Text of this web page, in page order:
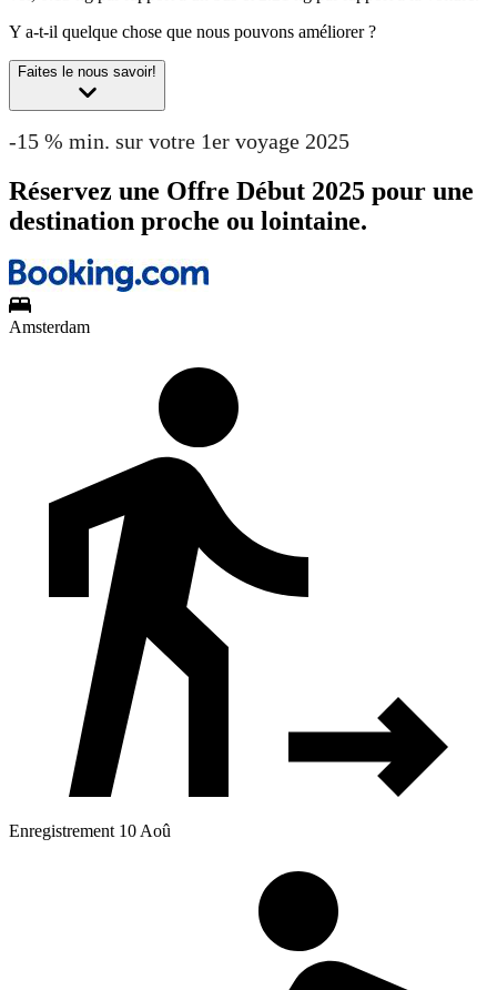
Y a-t-il quelque chose que nous pouvons améliorer ?
Faites le nous savoir!
-15 % min. sur votre 1er voyage 2025
Réservez une Offre Début 2025 pour une
destination proche ou lointaine.
Amsterdam
Enregistrement 10 Aoû